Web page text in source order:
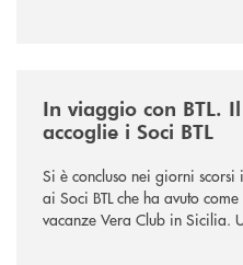
In viaggio con BTL.
accoglie i Soci BTL
Si è concluso nei giorni
ai Soci BTL che ha avuto
vacanze Vera Club in Sicilia.